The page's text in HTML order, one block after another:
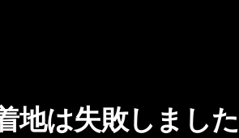
は失敗しました